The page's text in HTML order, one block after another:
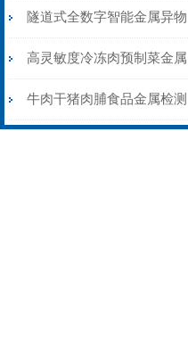
机带声光报警
隧道式全数字智能金属异物
检测机食品行业专用
高灵敏度冷冻肉预制菜金属
检测机厂家现货供应
牛肉干猪肉脯食品金属检测